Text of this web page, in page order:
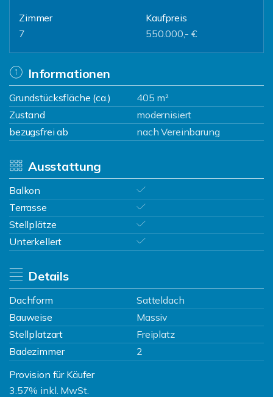
Zimmer
7
Kaufpreis
550.000,- €
Informationen
Grundstücksfläche (ca.)
405 m²
Zustand
modernisiert
bezugsfrei ab
nach Vereinbarung
Ausstattung
Balkon
Terrasse
Stellplätze
Unterkellert
Details
Dachform
Satteldach
Bauweise
Massiv
Stellplatzart
Freiplatz
Badezimmer
2
Provision für Käufer
3.57% inkl. MwSt.